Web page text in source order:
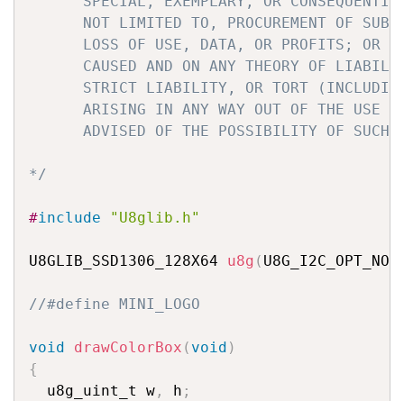
NOT LIMITED TO, PROCUREMENT OF
LOSS OF USE, DATA, OR PROFITS; OR
CAUSED AND ON ANY THEORY OF
STRICT LIABILITY, OR TORT
ARISING IN ANY WAY OUT OF THE USE
ADVISED OF THE POSSIBILITY OF SUCH
*/
#include "U8glib.h"
U8GLIB_SSD1306_128X64 u8g (
//#define MINI_LOGO
void drawColorBox ( void )
{
  u8g_uint_t w
, h ;